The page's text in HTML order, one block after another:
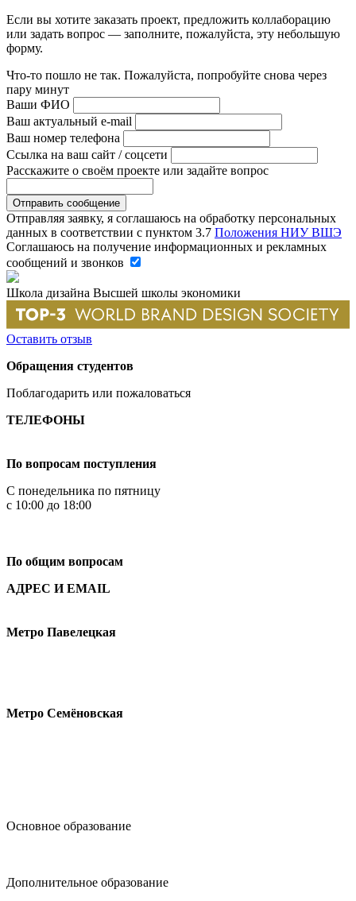
Если вы хотите заказать проект, предложить коллаборацию
или задать вопрос — заполните, пожалуйста, эту небольшую
форму.
Что-то пошло не так. Пожалуйста, попробуйте снова через
пару минут
Ваши ФИО
Ваш актуальный e-mail
Ваш номер телефона
Ссылка на ваш сайт / соцсети
Расскажите о своём проекте или задайте вопрос
Отправляя заявку, я соглашаюсь на обработку персональных
данных в соответствии с пунктом 3.7 Положения НИУ ВШЭ
Соглашаюсь на получение информационных и рекламных
сообщений и звонков
Школа дизайна Высшей школы экономики
Оставить отзыв
Обращения студентов
Поблагодарить или пожаловаться
ТЕЛЕФОНЫ
По вопросам поступления
С понедельника по пятницу
с 10:00 до 18:00
По общим вопросам
АДРЕС И EMAIL
Метро Павелецкая
Метро Семёновская
Основное образование
Дополнительное образование